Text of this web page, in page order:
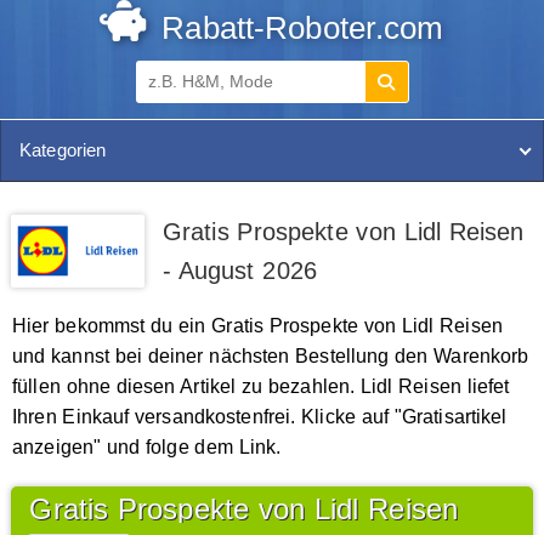
Rabatt-Roboter.com
Kategorien
Gratis Prospekte von Lidl Reisen
- August 2026
Hier bekommst du ein Gratis Prospekte von Lidl Reisen
und kannst bei deiner nächsten Bestellung den Warenkorb
füllen ohne diesen Artikel zu bezahlen. Lidl Reisen liefet
Ihren Einkauf versandkostenfrei. Klicke auf "Gratisartikel
anzeigen" und folge dem Link.
Gratis Prospekte von Lidl Reisen